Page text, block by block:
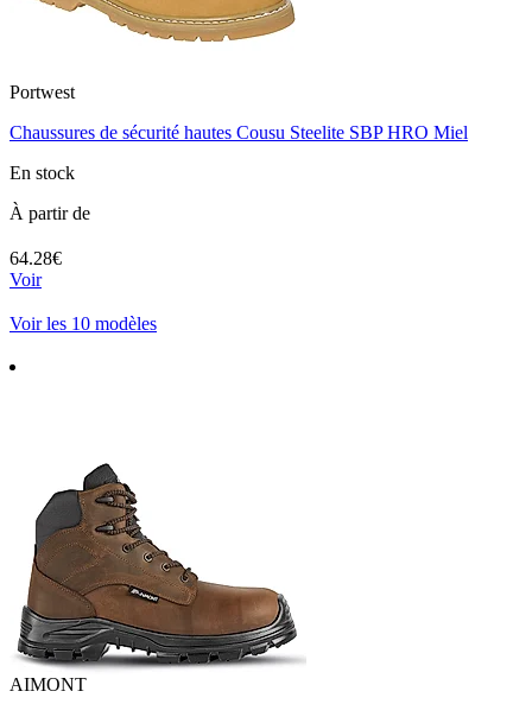
Portwest
Chaussures de sécurité hautes Cousu Steelite SBP HRO Miel
En stock
À partir de
64.28€
Voir
Voir les 10 modèles
AIMONT